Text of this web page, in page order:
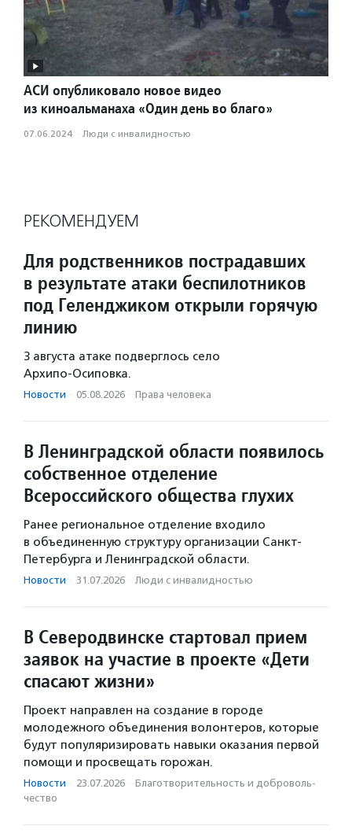
АСИ опубликовало новое видео
из киноальманаха «Один день во благо»
07.06.2024 · Люди с инвалидностью
РЕКОМЕНДУЕМ
Для родственников пострадавших
в результате атаки беспилотников
под Геленджиком открыли горячую
линию
3 августа атаке подверглось село
Архипо‑Осиповка.
Новости · 05.08.2026 · Права человека
В Ленинградской области появилось
собственное отделение
Всероссийского общества глухих
Ранее региональное отделение входило
в объединенную структуру организации Санкт-
Петербурга и Ленинградской области.
Новости · 31.07.2026 · Люди с инвалидностью
В Северодвинске стартовал прием
заявок на участие в проекте «Дети
спасают жизни»
Проект направлен на создание в городе
молодежного объединения волонтеров, которые
будут популяризировать навыки оказания первой
помощи и просвещать горожан.
Новости · 23.07.2026 · Благотвори­тель­ность и доброволь­
чест­во